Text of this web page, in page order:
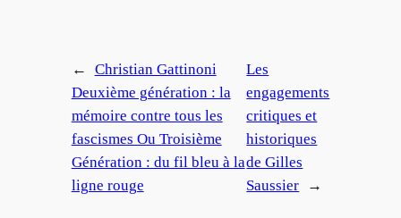
←
Christian Gattinoni
Deuxième génération : la
mémoire contre tous les
fascismes Ou Troisième
Génération : du fil bleu à la
ligne rouge
Les
engagements
critiques et
historiques
de Gilles
Saussier
→